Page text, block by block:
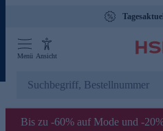
Menü Ansicht
Bis zu -60% auf Mode und -